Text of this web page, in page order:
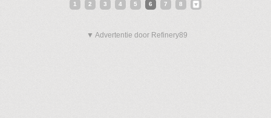
1 2 3 4 5 6 7 8
▼ Advertentie door Refinery89